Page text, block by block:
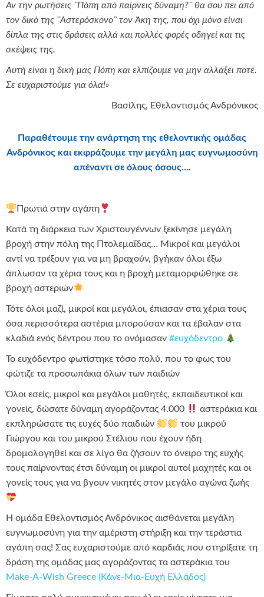
Αν την ρωτήσεις ¨Πόπη από παίρνεις δύναμη?¨ θα σου πει από
τον δικό της ¨Αστερόσκονο¨ τον Άκη της, που όχι μόνο είναι
δίπλα της στις δράσεις αλλά και πολλές φορές οδηγεί και τις
σκέψεις της.
Αυτή είναι η δική μας Πόπη και ελπίζουμε να μην αλλάξει ποτέ.
Σε ευχαριστούμε για όλα!»
Βασίλης, Εθελοντισμός Ανδρόνικος
Παραθέτουμε την ανάρτηση της εθελοντικής ομάδας
Ανδρόνικος και εκφράζουμε την μεγάλη μας ευγνωμοσύνη
απέναντι σε όλους όσους….
Πρωτιά στην αγάπη
Κατά τη διάρκεια των Χριστουγέννων ξεκίνησε μεγάλη
βροχή στην πόλη της Πτολεμαΐδας… Μικροί και μεγάλοι
αντί να τρέξουν για να μη βραχούν, βγήκαν όλοι έξω
άπλωσαν τα χέρια τους και η βροχή μεταμορφώθηκε σε
βροχή αστεριών
Τότε όλοι μαζί, μικροί και μεγάλοι, έπιασαν στα χέρια τους
όσα περισσότερα αστέρια μπορούσαν και τα έβαλαν στα
κλαδιά ενός δέντρου που το ονόμασαν #ευχόδεντρο
Το ευχόδεντρο φωτίστηκε τόσο πολύ, που το φως του
φώτιζε τα προσωπάκια όλων των παιδιών
Όλοι εσείς, μικροί και μεγάλοι μαθητές, εκπαιδευτικοί και
γονείς, δώσατε δύναμη αγοράζοντας 4.000
αστεράκια και
εκπληρώσατε τις ευχές δύο παιδιών
του μικρού
Γιώργου και του μικρού Στέλιου που έχουν ήδη
δρομολογηθεί και σε λίγο θα ζήσουν το όνειρο της ευχής
τους παίρνοντας έτσι δύναμη οι μικροί αυτοί μαχητές και οι
γονείς τους για να βγουν νικητές στον μεγάλο αγώνα ζωής
Η ομάδα Εθελοντισμός Ανδρόνικος αισθάνεται μεγάλη
ευγνωμοσύνη για την αμέριστη στήριξη και την τεράστια
αγάπη σας! Σας ευχαριστούμε από καρδιάς που στηρίξατε τη
δράση της ομάδας μας αγοράζοντας τα αστεράκια του
Make-A-Wish Greece (Κάνε-Μια-Ευχή Ελλάδος)